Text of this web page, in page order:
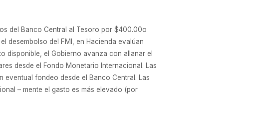
del Banco Central al Tesoro por $400.00o
desembolso del FMI, en Hacienda evalúan
disponible, el Gobierno avanza con allanar el
desde el Fondo Monetario Internacional. Las
eventual fondeo desde el Banco Central. Las
– mente el gasto es más elevado (por